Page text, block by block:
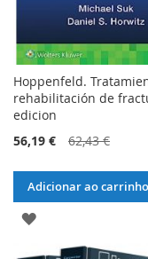
Hoppenfeld.
rehabilitación de
edicion
56,19 €
62,43 €
Adicionar ao carrinho
ADICIONAR